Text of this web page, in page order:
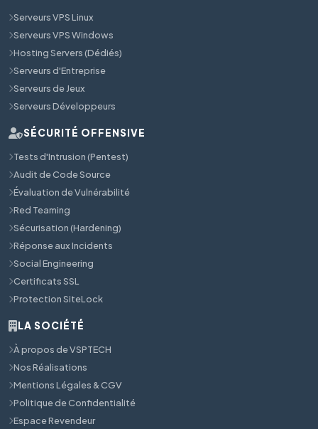
Serveurs VPS Linux
Serveurs VPS Windows
Hosting Servers (Dédiés)
Serveurs d'Entreprise
Serveurs de Jeux
Serveurs Développeurs
SÉCURITÉ OFFENSIVE
Tests d'Intrusion (Pentest)
Audit de Code Source
Évaluation de Vulnérabilité
Red Teaming
Sécurisation (Hardening)
Réponse aux Incidents
Social Engineering
Certificats SSL
Protection SiteLock
LA SOCIÉTÉ
À propos de VSPTECH
Nos Réalisations
Mentions Légales & CGV
Politique de Confidentialité
Espace Revendeur